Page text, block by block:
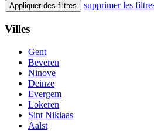
Appliquer des filtres supprimer les
Villes
Gent
Beveren
Ninove
Deinze
Evergem
Lokeren
Sint Niklaas
Aalst